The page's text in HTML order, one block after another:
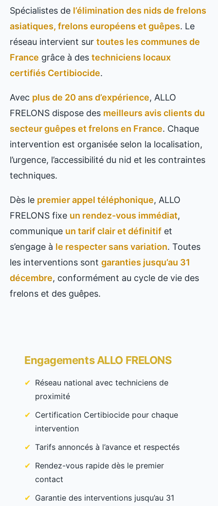
Spécialistes de l’élimination des nids de frelons
asiatiques, frelons européens et guêpes. Le
réseau intervient sur toutes les communes de
France grâce à des techniciens locaux
certifiés Certibiocide.
Avec plus de 20 ans d’expérience, ALLO
FRELONS dispose des meilleurs avis clients du
secteur guêpes et frelons en France. Chaque
intervention est organisée selon la localisation,
l’urgence, l’accessibilité du nid et les contraintes
techniques.
Dès le premier appel téléphonique, ALLO
FRELONS fixe un rendez-vous immédiat,
communique un tarif clair et définitif et
s’engage à le respecter sans variation. Toutes
les interventions sont garanties jusqu’au 31
décembre, conformément au cycle de vie des
frelons et des guêpes.
Engagements ALLO FRELONS
Réseau national avec techniciens de
proximité
Certification Certibiocide pour chaque
intervention
Tarifs annoncés à l’avance et respectés
Rendez-vous rapide dès le premier
contact
Garantie des interventions jusqu’au 31